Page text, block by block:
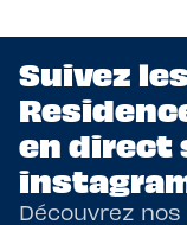
Suivez
en direct
Découvrez nos